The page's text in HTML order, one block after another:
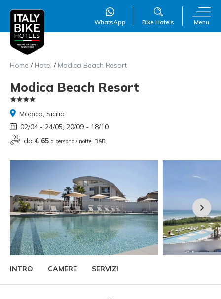
Menu
Bike Hotels
WhatsApp
Home / Hotel / Modica Beach Resort
Modica Beach Resort
Modica, Sicilia
02/04 - 24/05; 20/09 - 18/10
da € 65 a persona / notte, B&B
INTRO CAMERE SERVIZI
●Online